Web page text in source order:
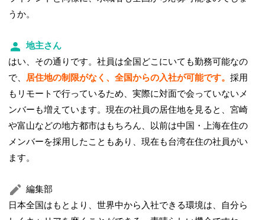
うか。
地主さん
はい、その通りです。社員は全国どこにいても勤務可能なの
で、 居住地の制限がなく、全国からの入社が可能です。採用
もリモートで行っているため、実際に対面で会っていないメ
ンバーも増えています。現在の社員の居住地を見ると、宮崎
や富山などの地方都市はもちろん、以前は中国・上海在住の
メンバーを採用したこともあり、現在も台湾在住の社員がい
ます。
編集部
日本全国はもとより、世界中から入社できる環境は、自分ら